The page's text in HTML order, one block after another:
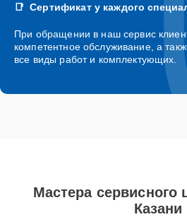
Сертификат у каждого
При обращении в наш сервис
компетентное обслуживание, а
все виды работ и комплектующих.
Мастера сервисного
Казани